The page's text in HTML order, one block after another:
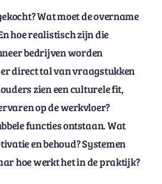
Wat moet de overname
hoe realistisch zijn die
bedrijven worden
direct tal van vraagstukken
zien een culturele fit,
op de werkvloer?
functies ontstaan. Wat
en behoud? Systemen
hoe werkt het in de praktijk?